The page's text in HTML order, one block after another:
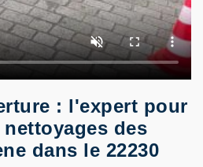
: l'expert pour
des
dans le 22230